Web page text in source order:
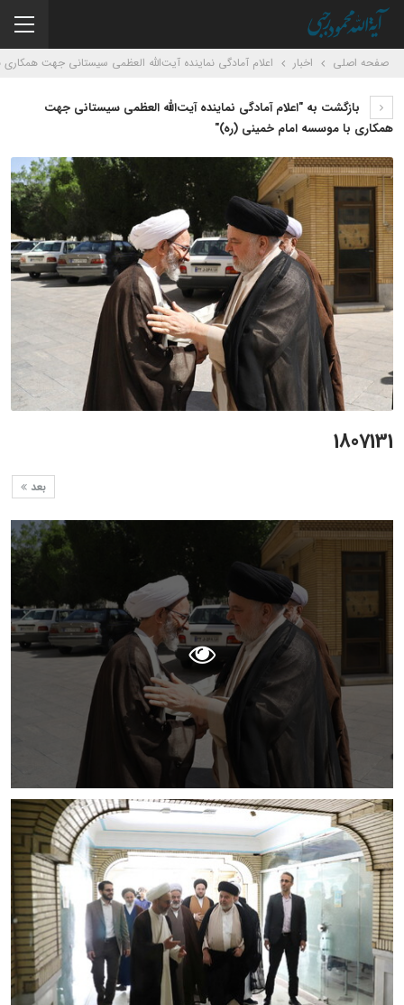
صفحه اصلی اخبار اعلام آمادگی نماینده آیت‌الله العظمی سیستانی جهت
بازگشت به "اعلام آمادگی نماینده آیت‌الله العظمی سیستانی جهت
همکاری با موسسه امام خمینی (ره)"
1807131
بعد